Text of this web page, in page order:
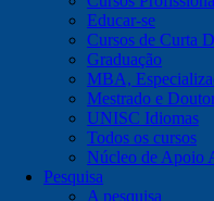
Educar-se
Cursos de Curta
Graduação
MBA,
Mestrado e
UNISC Idiomas
Todos os cursos
Núcleo de Apoio
Pesquisa
A pesquisa